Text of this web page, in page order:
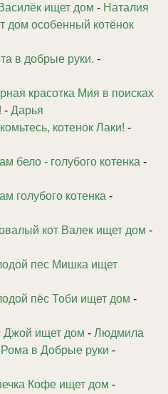
ищет дом - Наталия
дом особенный котёнок
в добрые руки. -
красотка Мия в поисках
- Дарья
котенок Лаки! -
бело - голубого котенка -
голубого котенка -
кот Валек ищет дом -
пес Мишка ищет
пёс Тоби ищет дом -
Джой ищет дом - Людмила
Рома в Добрые руки -
Кофе ищет дом -